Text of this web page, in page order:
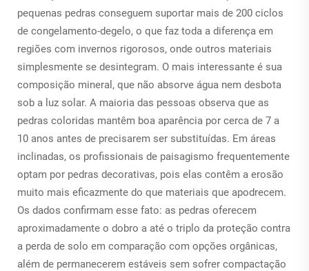
pequenas pedras conseguem suportar mais de 200 ciclos
de congelamento-degelo, o que faz toda a diferença em
regiões com invernos rigorosos, onde outros materiais
simplesmente se desintegram. O mais interessante é sua
composição mineral, que não absorve água nem desbota
sob a luz solar. A maioria das pessoas observa que as
pedras coloridas mantêm boa aparência por cerca de 7 a
10 anos antes de precisarem ser substituídas. Em áreas
inclinadas, os profissionais de paisagismo frequentemente
optam por pedras decorativas, pois elas contêm a erosão
muito mais eficazmente do que materiais que apodrecem.
Os dados confirmam esse fato: as pedras oferecem
aproximadamente o dobro a até o triplo da proteção contra
a perda de solo em comparação com opções orgânicas,
além de permanecerem estáveis sem sofrer compactação